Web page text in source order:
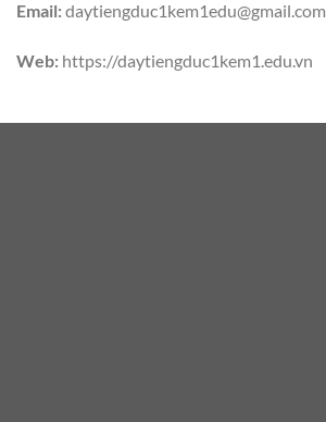
Email:daytiengduc1kem1edu@gmail.com
Web: https://daytiengduc1kem1.edu.vn